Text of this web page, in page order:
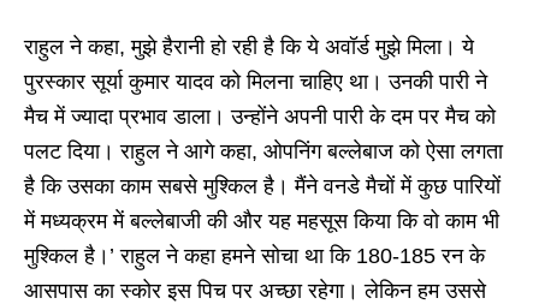
राहुल ने कहा, मुझे हैरानी हो रही है कि ये अवॉर्ड मुझे मिला। ये
पुरस्कार सूर्या कुमार यादव को मिलना चाहिए था। उनकी पारी ने
मैच में ज्यादा प्रभाव डाला। उन्होंने अपनी पारी के दम पर मैच को
पलट दिया। राहुल ने आगे कहा, ओपनिंग बल्लेबाज को ऐसा लगता
है कि उसका काम सबसे मुश्किल है। मैंने वनडे मैचों में कुछ पारियों
में मध्यक्रम में बल्लेबाजी की और यह महसूस किया कि वो काम भी
मुश्किल है।’ राहुल ने कहा हमने सोचा था कि 180-185 रन के
आसपास का स्कोर इस पिच पर अच्छा रहेगा। लेकिन हम उससे